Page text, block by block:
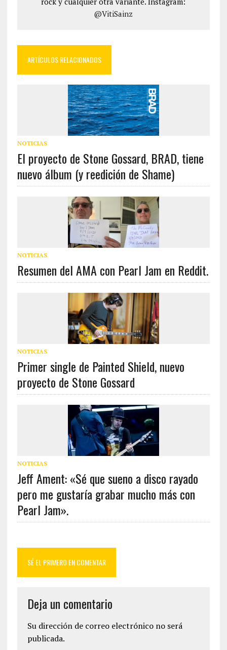
@VitiSainz
ARTÍCULOS RELACIONADOS
NOTICIAS
El proyecto de Stone Gossard, BRAD, tiene
nuevo álbum (y reedición de Shame)
NOTICIAS
Resumen del AMA con Pearl Jam en Reddit.
NOTICIAS
Primer single de Painted Shield, nuevo
proyecto de Stone Gossard
NOTICIAS
Jeff Ament: «Sé que sueno a disco rayado
pero me gustaría grabar mucho más con
Pearl Jam».
SÉ EL PRIMERO EN COMENTAR
Deja un comentario
Su dirección de correo electrónico no será
publicada.